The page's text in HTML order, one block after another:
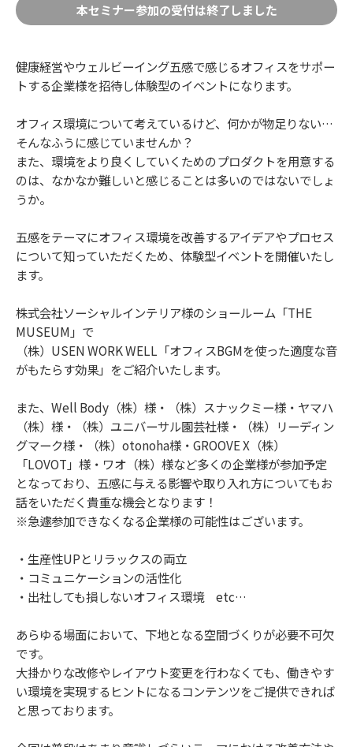
本セミナー参加の受付は終了しました
健康経営やウェルビーイング五感で感じるオフィスをサポー
トする企業様を招待し体験型のイベントになります。
オフィス環境について考えているけど、何かが物足りない…
そんなふうに感じていませんか？
また、環境をより良くしていくためのプロダクトを用意する
のは、なかなか難しいと感じることは多いのではないでしょ
うか。
五感をテーマにオフィス環境を改善するアイデアやプロセス
について知っていただくため、体験型イベントを開催いたし
ます。
株式会社ソーシャルインテリア様のショールーム「THE
MUSEUM」で
（株）USEN WORK WELL「オフィスBGMを使った適度な音
がもたらす効果」をご紹介いたします。
また、Well Body（株）様・（株）スナックミー様・ヤマハ
（株）様・（株）ユニバーサル園芸社様・（株）リーディン
グマーク様・（株）otonoha様・GROOVE X（株）
「LOVOT」様・ワオ（株）様など多くの企業様が参加予定
となっており、五感に与える影響や取り入れ方についてもお
話をいただく貴重な機会となります！
※急遽参加できなくなる企業様の可能性はございます。
・生産性UPとリラックスの両立
・コミュニケーションの活性化
・出社しても損しないオフィス環境 etc…
あらゆる場面において、下地となる空間づくりが必要不可欠
です。
大掛かりな改修やレイアウト変更を行わなくても、働きやす
い環境を実現するヒントになるコンテンツをご提供できれば
と思っております。